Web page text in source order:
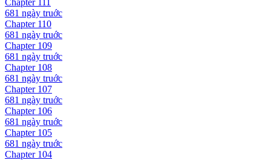
Chapter 111
681 ngày truớc
Chapter 110
681 ngày truớc
Chapter 109
681 ngày truớc
Chapter 108
681 ngày truớc
Chapter 107
681 ngày truớc
Chapter 106
681 ngày truớc
Chapter 105
681 ngày truớc
Chapter 104